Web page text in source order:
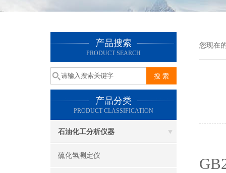
产品搜索
PRODUCT SEARCH
产品分类
PRODUCT CLASSIFICATION
石油化工分析仪器
硫化氢测定仪
您现在